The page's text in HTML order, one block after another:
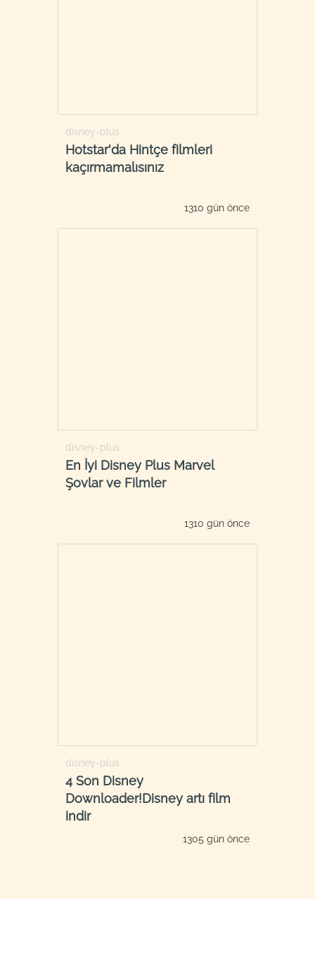
disney-plus
Hotstar'da Hintçe filmleri
kaçırmamalısınız
1310 gün önce
disney-plus
En İyi Disney Plus Marvel
Şovlar ve Filmler
1310 gün önce
disney-plus
4 Son Disney
Downloader!Disney artı film
indir
1305 gün önce